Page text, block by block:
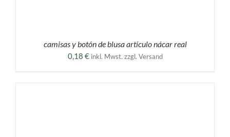
camisas y botón de blusa artículo nácar real
0,18 € inkl. Mwst. zzgl. Versand